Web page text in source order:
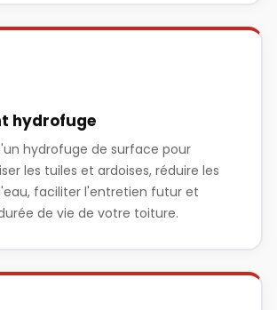
hydrofuge
hydrofuge de surface pour
les tuiles et ardoises, réduire les
faciliter l'entretien futur et
de vie de votre toiture.